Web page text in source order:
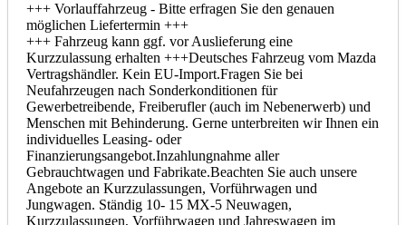
+++ Vorlauffahrzeug - Bitte erfragen Sie den genauen
möglichen Liefertermin +++
+++ Fahrzeug kann ggf. vor Auslieferung eine
Kurzzulassung erhalten +++Deutsches Fahrzeug vom Mazda
Vertragshändler. Kein EU-Import.Fragen Sie bei
Neufahrzeugen nach Sonderkonditionen für
Gewerbetreibende, Freiberufler (auch im Nebenerwerb) und
Menschen mit Behinderung. Gerne unterbreiten wir Ihnen ein
individuelles Leasing- oder
Finanzierungsangebot.Inzahlungnahme aller
Gebrauchtwagen und Fabrikate.Beachten Sie auch unsere
Angebote an Kurzzulassungen, Vorführwagen und
Jungwagen. Ständig 10- 15 MX-5 Neuwagen,
Kurzzulassungen, Vorführwagen und Jahreswagen im